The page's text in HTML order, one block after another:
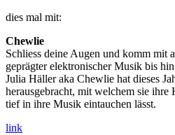
dies mal mit:
Chewlie
Schliess deine Augen und komm mit
geprägter elektronischer Musik bis
Julia Häller aka Chewlie hat dieses
herausgebracht, mit welchem sie ihre
tief in ihre Musik eintauchen lässt.
link